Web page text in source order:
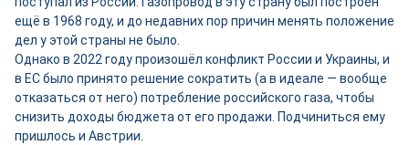
ещё в 1968 году, и до недавних пор причин менять положение
дел у этой страны не было.
Однако в 2022 году произошёл конфликт России и Украины, и
в ЕС было принято решение сократить (а в идеале — вообще
отказаться от него) потребление российского газа, чтобы
снизить доходы бюджета от его продажи. Подчиниться ему
пришлось и Австрии.